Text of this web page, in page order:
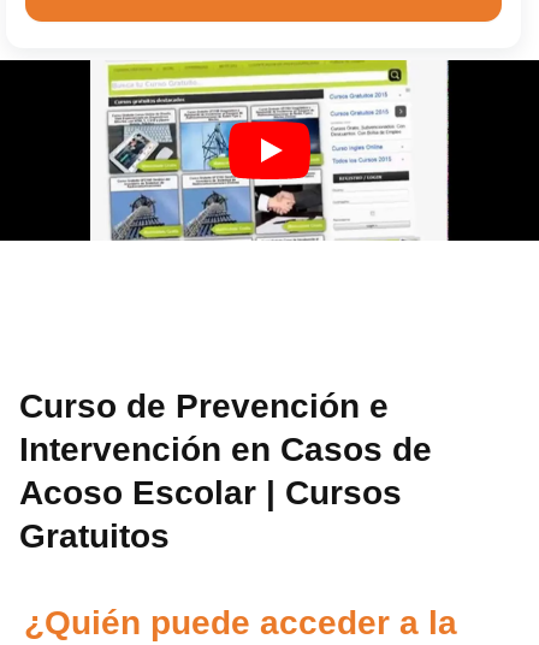
Curso de Prevención e
Intervención en Casos de
Acoso Escolar | Cursos
Gratuitos
¿Quién puede acceder a la